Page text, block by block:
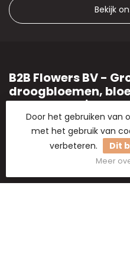
Bekijk
B2B Flowers BV -
droogbloemen,
hobbymaterialen.
Groothandel in
2e Poellaan 30-32
Door het gebruiken van
met het gebruik van
verbeteren.
Dit
Meer